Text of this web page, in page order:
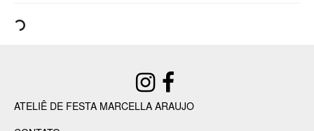
ATELIÊ DE FESTA MARCELLA ARAUJO